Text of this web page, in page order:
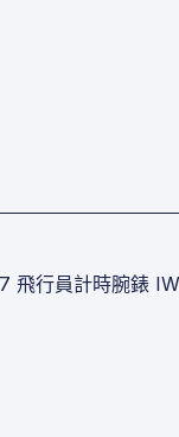
飛行員計時腕錶​